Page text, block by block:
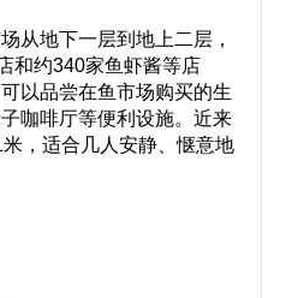
从地下一层到地上二层，
和约340家鱼虾酱等店
以品尝在鱼市场购买的生
咖啡厅等便利设施。近来
，适合几人安静、惬意地